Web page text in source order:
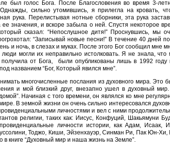
был голос Бога. После Благословения во время 3-
сильно утомившись, я прилегла на кровать,
рука. Перелистывая нотные сборники, эта рука
значения, и вскоре забыла о ней. Спустя некоторое
сказал: “Непослушное дитя!” Проснувшись, мы
“Записывай новые песни!” В течение 40 дней
и ночь, в слезах и муках. После этого Бог сообщил мне
могли их неправильно истолковать. Я не знала, что
от Бога, были опубликованы лишь в 1992 году
названием “Бог, Который явился мне”.
многочисленные послания из духовного мира. Это
и мой близкий друг, внезапно ушел в духовный
Начиная с того времени, он являлся ко мне
В земной жизни он очень сильно интересовался
личностями и вел с ними
религии, таких как: Иисус, Конфуций, Шакьямуни
личности истории, как Адам, Исаак,
Тоджо, Киши, Эйзенхауэр, Синман Ри, Пак Юн-Хи,
книге “Духовный мир и наша жизнь на Земле”.